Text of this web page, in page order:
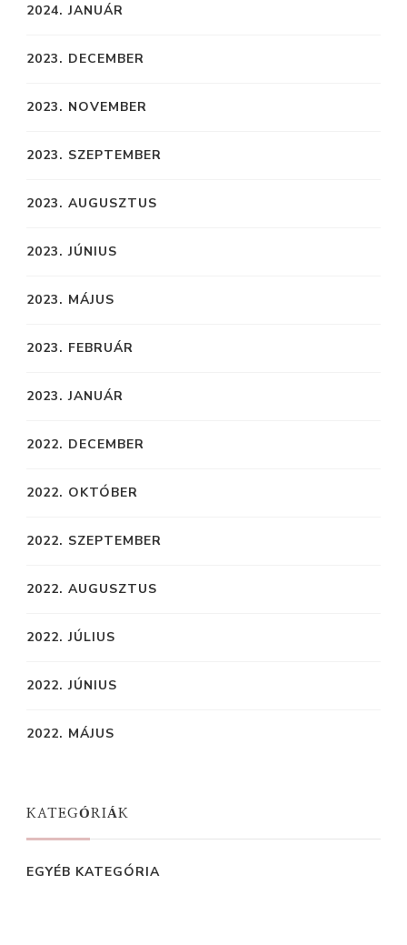
2024. JANUÁR
2023. DECEMBER
2023. NOVEMBER
2023. SZEPTEMBER
2023. AUGUSZTUS
2023. JÚNIUS
2023. MÁJUS
2023. FEBRUÁR
2023. JANUÁR
2022. DECEMBER
2022. OKTÓBER
2022. SZEPTEMBER
2022. AUGUSZTUS
2022. JÚLIUS
2022. JÚNIUS
2022. MÁJUS
KATEGÓRIÁK
EGYÉB KATEGÓRIA